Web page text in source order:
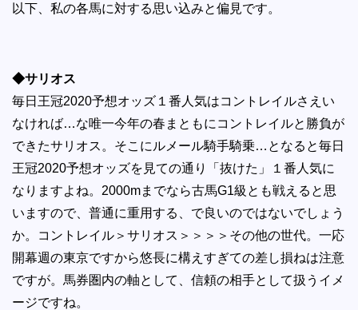
以下、私の各馬に対する思い込みと偏見です。
◆サリオス
毎日王冠2020予想オッズ１番人気はコントレイルさえい
なければ…な唯一今年の春まともにコントレイルと勝負が
できたサリオス。そこにルメール騎手騎乗…となると毎日
王冠2020予想オッズを見ての通り「抜けた」１番人気に
なりますよね。2000mまでなら古馬G1級とも戦えると思
いますので、普通に重用する、で良いのではないでしょう
か。コントレイル＞サリオス＞＞＞＞その他の世代。一応
開幕週の東京ですから悠長に構えすぎての差し損ねは注意
ですが。馬券圏内の軸として、信頼の相手として扱うイメ
ージですね。